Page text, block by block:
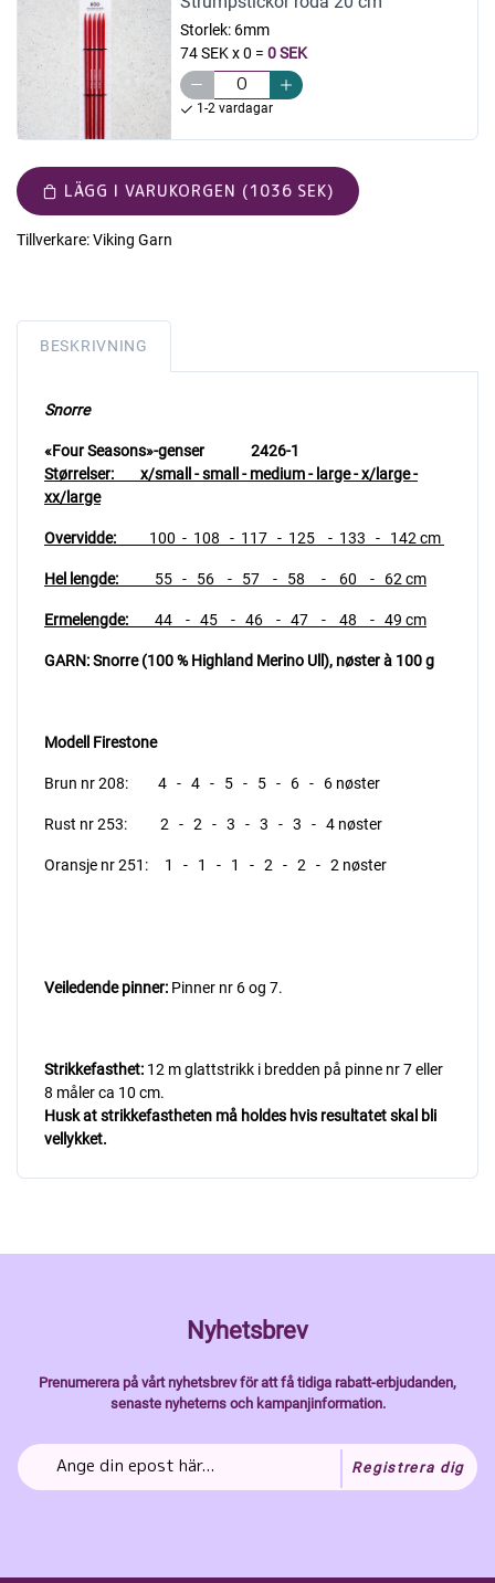
Storlek: 6mm
74 SEK x 0 = 0 SEK
1-2 vardagar
LÄGG I VARUKORGEN (1036 SEK)
Tillverkare:Viking Garn
BESKRIVNING
Snorre
«Four Seasons»-genser 2426-1
Størrelser: x/small - small - medium - large - x/large -
xx/large
Overvidde: 100 - 108 - 117 - 125 - 133 - 142 cm
Hel lengde: 55 - 56 - 57 - 58 - 60 - 62 cm
Ermelengde: 44 - 45 - 46 - 47 - 48 - 49 cm
GARN: Snorre (100 % Highland Merino Ull), nøster à 100 g
Modell Firestone
Brun nr 208: 4 - 4 - 5 - 5 - 6 - 6 nøster
Rust nr 253: 2 - 2 - 3 - 3 - 3 - 4 nøster
Oransje nr 251: 1 - 1 - 1 - 2 - 2 - 2 nøster
Veiledende pinner: Pinner nr 6 og 7.
Strikkefasthet: 12 m glattstrikk i bredden på pinne nr 7 eller
8 måler ca 10 cm.
Husk at strikkefastheten må holdes hvis resultatet skal bli
vellykket.
Nyhetsbrev
Prenumerera på vårt nyhetsbrev för att få tidiga rabatt-erbjudanden,
senaste nyheterns och kampanjinformation.
Registrera dig